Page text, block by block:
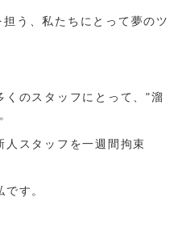
う、私たちにとって夢のツ
くのスタッフにとって、"溜
人スタッフを一週間拘束
す。